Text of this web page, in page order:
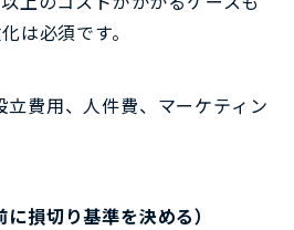
は必須です。
立費用、人件費、マーケティン
損切り基準を決める）